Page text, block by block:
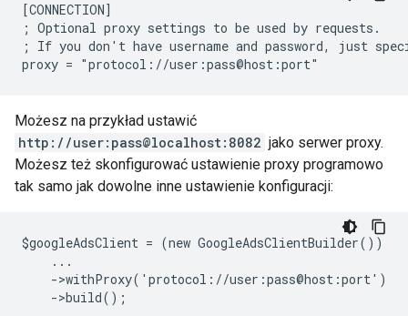
[CONNECTION]
; Optional proxy settings to be used by requests.
; If you don't have username and password, just
proxy = "protocol://user:pass@host:port"
Możesz na przykład ustawić
http://user:pass@localhost:8082 jako serwer proxy.
Możesz też skonfigurować ustawienie proxy programowo
tak samo jak dowolne inne ustawienie konfiguracji:
$googleAdsClient = (new GoogleAdsClientBuilder())
    ...
    ->withProxy('protocol://user:pass@host:port')
    ->build();